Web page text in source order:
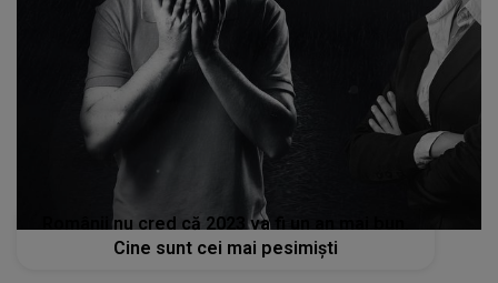
Românii nu cred că 2023 va fi un an mai bun.
Cine sunt cei mai pesimiști